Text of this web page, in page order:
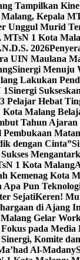
Tampilkan
Kepala
Unggul Murid
MTsN 1 Kota
2026
UIN Maulana
Sinergi Menuju
Lakukan
1Sinergi
Pelajar Hebat
Kota Malang
Tahun
dengan Cinta”
1 Kota Malang
Kemenag Kota
Apa Pun
SejatiKeren!
di Ajang
Gelar
pada
Komite
Al-Madany